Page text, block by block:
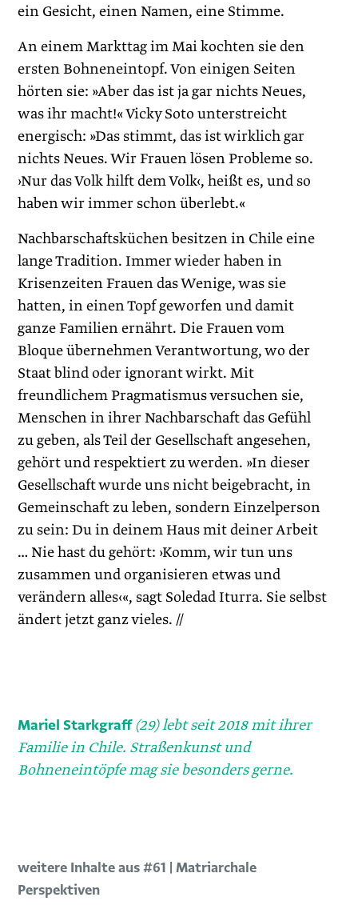
ein Gesicht, einen Namen, eine Stimme.
An einem Markttag im Mai kochten sie den
ersten Bohneneintopf. Von einigen Seiten
hörten sie: »Aber das ist ja gar nichts Neues,
was ihr macht!« Vicky Soto unterstreicht
energisch: »Das stimmt, das ist wirklich gar
nichts Neues. Wir Frauen lösen Probleme so.
›Nur das Volk hilft dem Volk‹, heißt es, und so
haben wir immer schon überlebt.«
Nachbarschaftsküchen besitzen in Chile eine
lange Tradition. Immer wieder haben in
Krisenzeiten Frauen das Wenige, was sie
hatten, in einen Topf geworfen und damit
ganze Familien ernährt. Die Frauen vom
Bloque übernehmen Verantwortung, wo der
Staat blind oder ignorant wirkt. Mit
freundlichem Pragmatismus versuchen sie,
Menschen in ihrer Nachbarschaft das Gefühl
zu geben, als Teil der Gesellschaft angesehen,
gehört und respektiert zu werden. »In dieser
Gesellschaft wurde uns nicht beigebracht, in
Gemeinschaft zu leben, sondern Einzelperson
zu sein: Du in deinem Haus mit deiner Arbeit
… Nie hast du gehört: ›Komm, wir tun uns
zusammen und organisieren etwas und
verändern alles‹«, sagt Soledad Iturra. Sie selbst
ändert jetzt ganz vieles. //
Mariel Starkgraff(29) lebt seit 2018 mit ihrer
Familie in Chile. Straßenkunst und
Bohneneintöpfe mag sie besonders gerne.
weitere Inhalte aus #61 | Matriarchale
Perspektiven